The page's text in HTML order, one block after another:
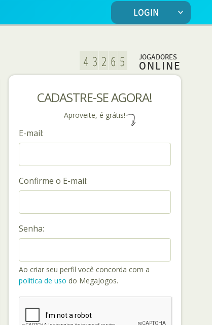
LOGIN
JOGADORES
ONLINE
CADASTRE-SE AGORA!
Aproveite, é grátis!
E-mail:
Confirme o E-mail:
Senha:
Ao criar seu perfil você concorda com a
política de uso do MegaJogos.